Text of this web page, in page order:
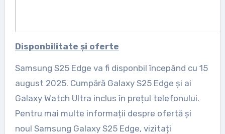
Disponbilitate și oferte
Samsung S25 Edge va fi disponbil începând cu 15
august 2025. Cumpără Galaxy S25 Edge și ai
Galaxy Watch Ultra inclus în prețul telefonului.
Pentru mai multe informații despre ofertă și
noul Samsung Galaxy S25 Edge, vizitați